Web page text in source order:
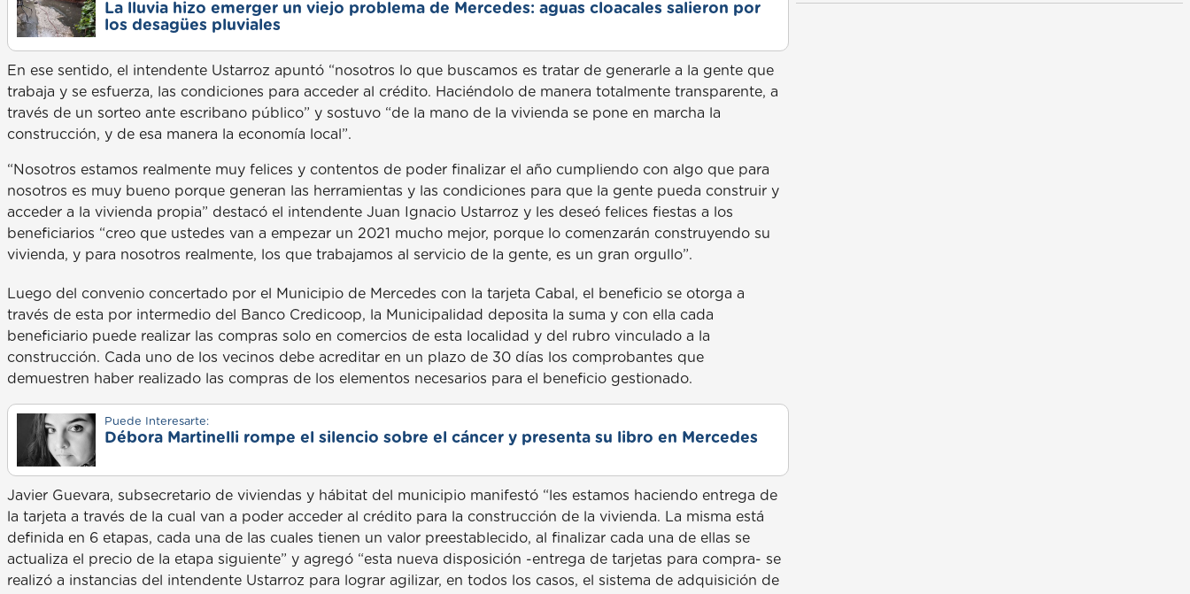
La lluvia hizo emerger un viejo problema de Mercedes: aguas cloacales salieron por
los desagües pluviales
En ese sentido, el intendente Ustarroz apuntó “nosotros lo que buscamos es tratar de generarle a la gente que
trabaja y se esfuerza, las condiciones para acceder al crédito. Haciéndolo de manera totalmente transparente, a
través de un sorteo ante escribano público” y sostuvo “de la mano de la vivienda se pone en marcha la
construcción, y de esa manera la economía local”.
“Nosotros estamos realmente muy felices y contentos de poder finalizar el año cumpliendo con algo que para
nosotros es muy bueno porque generan las herramientas y las condiciones para que la gente pueda construir y
acceder a la vivienda propia” destacó el intendente Juan Ignacio Ustarroz y les deseó felices fiestas a los
beneficiarios “creo que ustedes van a empezar un 2021 mucho mejor, porque lo comenzarán construyendo su
vivienda, y para nosotros realmente, los que trabajamos al servicio de la gente, es un gran orgullo”.
Luego del convenio concertado por el Municipio de Mercedes con la tarjeta Cabal, el beneficio se otorga a
través de esta por intermedio del Banco Credicoop, la Municipalidad deposita la suma y con ella cada
beneficiario puede realizar las compras solo en comercios de esta localidad y del rubro vinculado a la
construcción. Cada uno de los vecinos debe acreditar en un plazo de 30 días los comprobantes que
demuestren haber realizado las compras de los elementos necesarios para el beneficio gestionado.
Puede Interesarte:
Débora Martinelli rompe el silencio sobre el cáncer y presenta su libro en Mercedes
Javier Guevara, subsecretario de viviendas y hábitat del municipio manifestó “les estamos haciendo entrega de
la tarjeta a través de la cual van a poder acceder al crédito para la construcción de la vivienda. La misma está
definida en 6 etapas, cada una de las cuales tienen un valor preestablecido, al finalizar cada una de ellas se
actualiza el precio de la etapa siguiente” y agregó “esta nueva disposición -entrega de tarjetas para compra- se
realizó a instancias del intendente Ustarroz para lograr agilizar, en todos los casos, el sistema de adquisición de